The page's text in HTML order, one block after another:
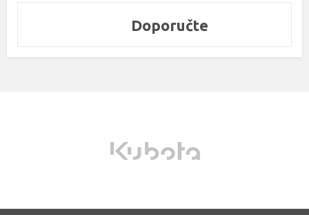
Doporučte